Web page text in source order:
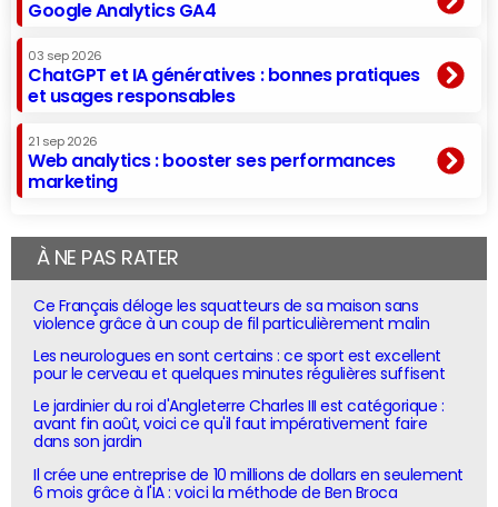
Google Analytics GA4
03 sep 2026
ChatGPT et IA génératives : bonnes pratiques
et usages responsables
21 sep 2026
Web analytics : booster ses performances
marketing
À NE PAS RATER
Ce Français déloge les squatteurs de sa maison sans
violence grâce à un coup de fil particulièrement malin
Les neurologues en sont certains : ce sport est excellent
pour le cerveau et quelques minutes régulières suffisent
Le jardinier du roi d'Angleterre Charles III est catégorique :
avant fin août, voici ce qu'il faut impérativement faire
dans son jardin
Il crée une entreprise de 10 millions de dollars en seulement
6 mois grâce à l'IA : voici la méthode de Ben Broca